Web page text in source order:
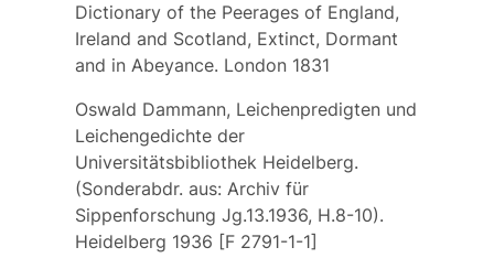
Dictionary of the Peerages of England,
Ireland and Scotland, Extinct, Dormant
and in Abeyance. London 1831
Oswald Dammann, Leichenpredigten und
Leichengedichte der
Universitätsbibliothek Heidelberg.
(Sonderabdr. aus: Archiv für
Sippenforschung Jg.13.1936, H.8-10).
Heidelberg 1936 [F 2791-1-1]